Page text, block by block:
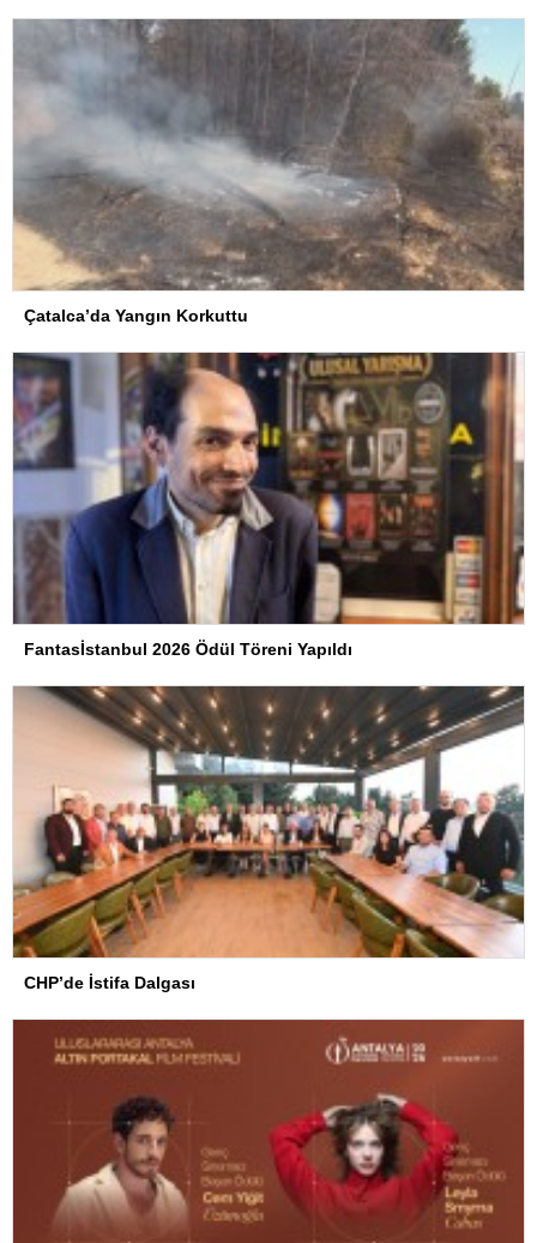
Çatalca’da Yangın Korkuttu
Fantasİstanbul 2026 Ödül Töreni Yapıldı
CHP’de İstifa Dalgası